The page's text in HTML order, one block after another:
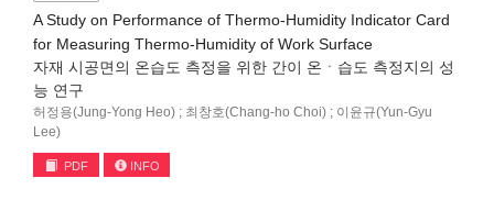
A Study on Performance of Thermo-Humidity Indicator Card
for Measuring Thermo-Humidity of Work Surface
자재 시공면의 온습도 측정을 위한 간이 온ㆍ습도 측정지의 성
능 연구
허정용(Jung-Yong Heo) ; 최창호(Chang-ho Choi) ; 이윤규(Yun-Gyu
Lee)
PDF INFO